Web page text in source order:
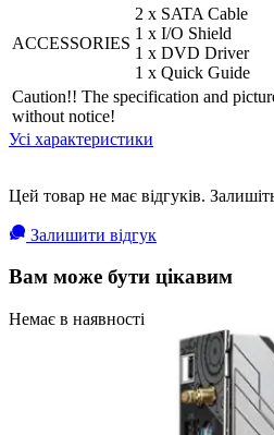
ACCESSORIES
2 x SATA Cable
1 x I/O Shield
1 x DVD Driver
1 x Quick Guide
Caution!! The specification and
without notice!
Усі характеристики
Цей товар не має відгуків.
Залишити відгук
Вам може бути цікавим
Немає в наявності